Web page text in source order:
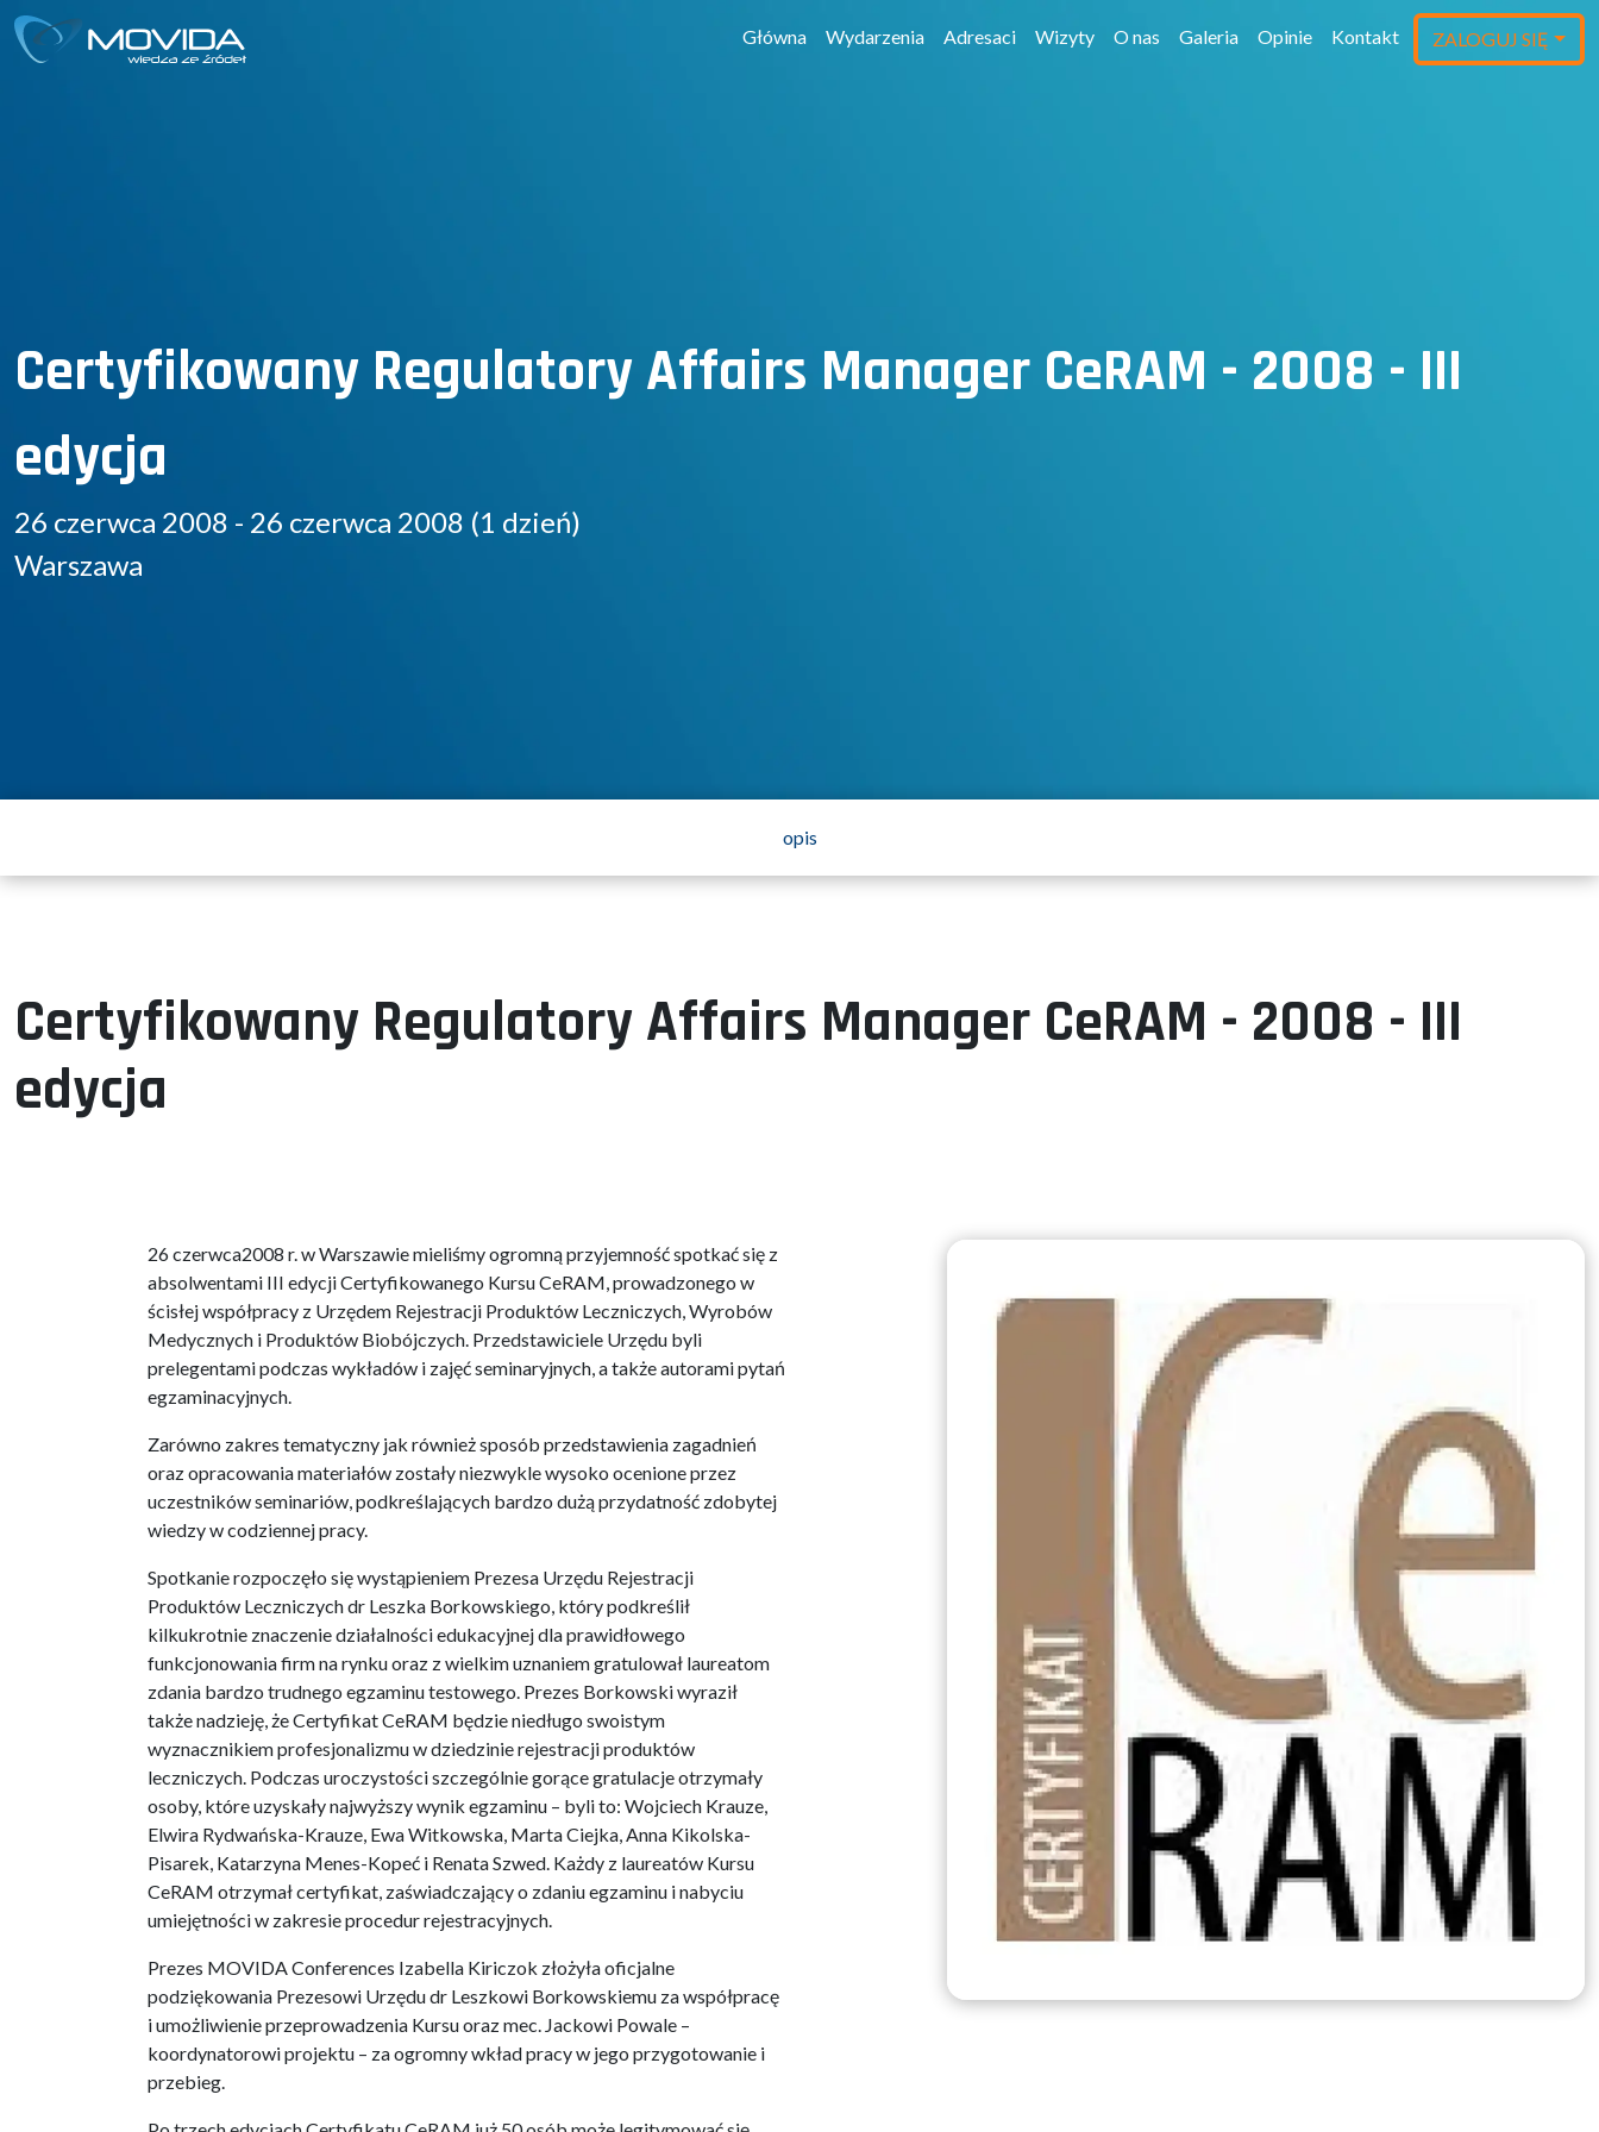
Główna Wydarzenia Adresaci Wizyty O nas Galeria Opinie Kontakt ZALOGUJ SIĘ
Certyfikowany Regulatory Affairs Manager CeRAM - 2008 - III
edycja
26 czerwca 2008 - 26 czerwca 2008 (1 dzień)
Warszawa
opis
Certyfikowany Regulatory Affairs Manager CeRAM - 2008 - III
edycja
26 czerwca2008 r. w Warszawie mieliśmy ogromną przyjemność spotkać się z
absolwentami III edycji Certyfikowanego Kursu CeRAM, prowadzonego w
ścisłej współpracy z Urzędem Rejestracji Produktów Leczniczych, Wyrobów
Medycznych i Produktów Biobójczych. Przedstawiciele Urzędu byli
prelegentami podczas wykładów i zajęć seminaryjnych, a także autorami pytań
egzaminacyjnych.
Zarówno zakres tematyczny jak również sposób przedstawienia zagadnień
oraz opracowania materiałów zostały niezwykle wysoko ocenione przez
uczestników seminariów, podkreślających bardzo dużą przydatność zdobytej
wiedzy w codziennej pracy.
Spotkanie rozpoczęło się wystąpieniem Prezesa Urzędu Rejestracji
Produktów Leczniczych dr Leszka Borkowskiego, który podkreślił
kilkukrotnie znaczenie działalności edukacyjnej dla prawidłowego
funkcjonowania firm na rynku oraz z wielkim uznaniem gratulował laureatom
zdania bardzo trudnego egzaminu testowego. Prezes Borkowski wyraził
także nadzieję, że Certyfikat CeRAM będzie niedługo swoistym
wyznacznikiem profesjonalizmu w dziedzinie rejestracji produktów
leczniczych. Podczas uroczystości szczególnie gorące gratulacje otrzymały
osoby, które uzyskały najwyższy wynik egzaminu – byli to: Wojciech Krauze,
Elwira Rydwańska-Krauze, Ewa Witkowska, Marta Ciejka, Anna Kikolska-
Pisarek, Katarzyna Menes-Kopeć i Renata Szwed. Każdy z laureatów Kursu
CeRAM otrzymał certyfikat, zaświadczający o zdaniu egzaminu i nabyciu
umiejętności w zakresie procedur rejestracyjnych.
Prezes MOVIDA Conferences Izabella Kiriczok złożyła oficjalne
podziękowania Prezesowi Urzędu dr Leszkowi Borkowskiemu za współpracę
i umożliwienie przeprowadzenia Kursu oraz mec. Jackowi Powale –
koordynatorowi projektu – za ogromny wkład pracy w jego przygotowanie i
przebieg.